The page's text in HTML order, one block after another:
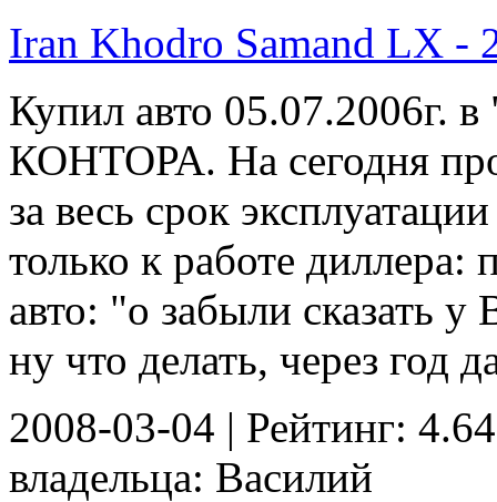
Iran Khodro Samand LX -
Купил авто 05.07.2006г.
КОНТОРА. На сегодня
за весь срок
только к работе диллера:
авто: "о забыли сказать
ну что делать, через год
2008-03-04 | Рейтинг:
владельца: Василий